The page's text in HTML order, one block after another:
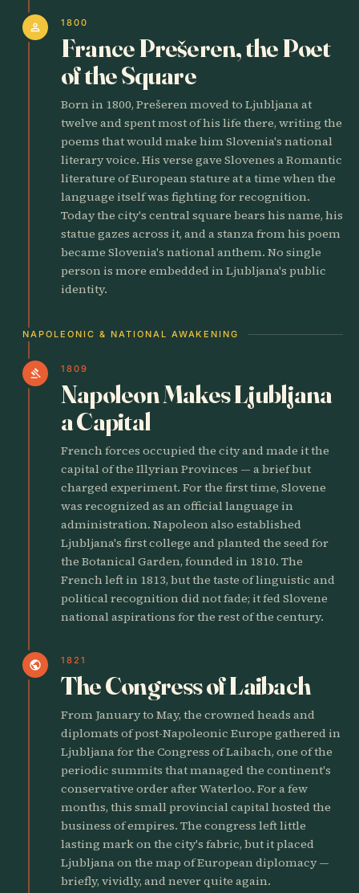
person 1800
France Prešeren, the Poet
of the Square
Born in 1800, Prešeren moved to Ljubljana at
twelve and spent most of his life there, writing the
poems that would make him Slovenia's national
literary voice. His verse gave Slovenes a Romantic
literature of European stature at a time when the
language itself was fighting for recognition.
Today the city's central square bears his name, his
statue gazes across it, and a stanza from his poem
became Slovenia's national anthem. No single
person is more embedded in Ljubljana's public
identity.
NAPOLEONIC & NATIONAL AWAKENING
gavel 1809
Napoleon Makes Ljubljana
a Capital
French forces occupied the city and made it the
capital of the Illyrian Provinces — a brief but
charged experiment. For the first time, Slovene
was recognized as an official language in
administration. Napoleon also established
Ljubljana's first college and planted the seed for
the Botanical Garden, founded in 1810. The
French left in 1813, but the taste of linguistic and
political recognition did not fade; it fed Slovene
national aspirations for the rest of the century.
public 1821
The Congress of Laibach
From January to May, the crowned heads and
diplomats of post-Napoleonic Europe gathered in
Ljubljana for the Congress of Laibach, one of the
periodic summits that managed the continent's
conservative order after Waterloo. For a few
months, this small provincial capital hosted the
business of empires. The congress left little
lasting mark on the city's fabric, but it placed
Ljubljana on the map of European diplomacy —
briefly, vividly, and never quite again.